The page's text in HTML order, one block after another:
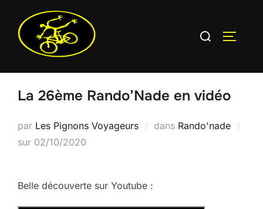
contenu
Rechercher :
La 26ème Rando’Nade en vidéo
par Les Pignons Voyageurs dans Rando'nade
sur Publié
02/10/2020
Belle découverte sur Youtube :